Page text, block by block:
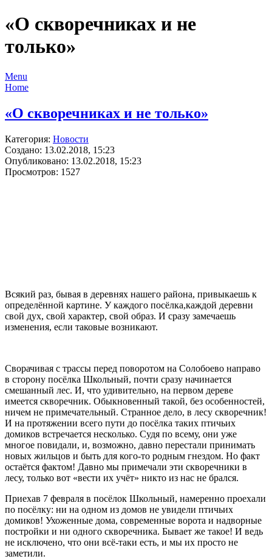
«О скворечниках и не
только»
Menu
Home
«О скворечниках и не только»
Категория: Новости
Создано: 13.02.2018, 15:23
Опубликовано: 13.02.2018, 15:23
Просмотров: 1527
Всякий раз, бывая в деревнях нашего района, привыкаешь к
определённой картине. У каждого посёлка,каждой деревни
свой дух, свой характер, свой образ. И сразу замечаешь
изменения, если таковые возникают.
Сворачивая с трассы перед поворотом на Солобоево направо
в сторону посёлка Школьный, почти сразу начинается
смешанный лес. И, что удивительно, на первом дереве
имеется скворечник. Обыкновенный такой, без особенностей,
ничем не примечательный. Странное дело, в лесу скворечник!
И на протяжении всего пути до посёлка таких птичьих
домиков встречается несколько. Судя по всему, они уже
многое повидали, и, возможно, давно перестали принимать
новых жильцов и быть для кого-то родным гнездом. Но факт
остаётся фактом! Давно мы примечали эти скворечники в
лесу, только вот «вести их учёт» никто из нас не брался.
Приехав 7 февраля в посёлок Школьный, намеренно проехали
по посёлку: ни на одном из домов не увидели птичьих
домиков! Ухоженные дома, современные ворота и надворные
постройки и ни одного скворечника. Бывает же такое! И ведь
не исключено, что они всё-таки есть, и мы их просто не
заметили.